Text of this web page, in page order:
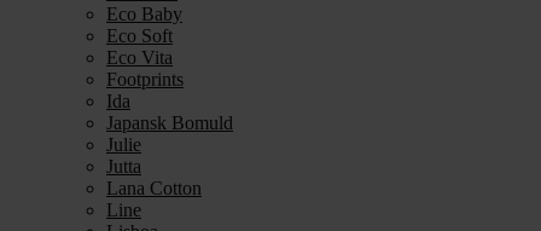
Eco Baby
Eco Soft
Eco Vita
Footprints
Ida
Japansk Bomuld
Julie
Jutta
Lana Cotton
Line